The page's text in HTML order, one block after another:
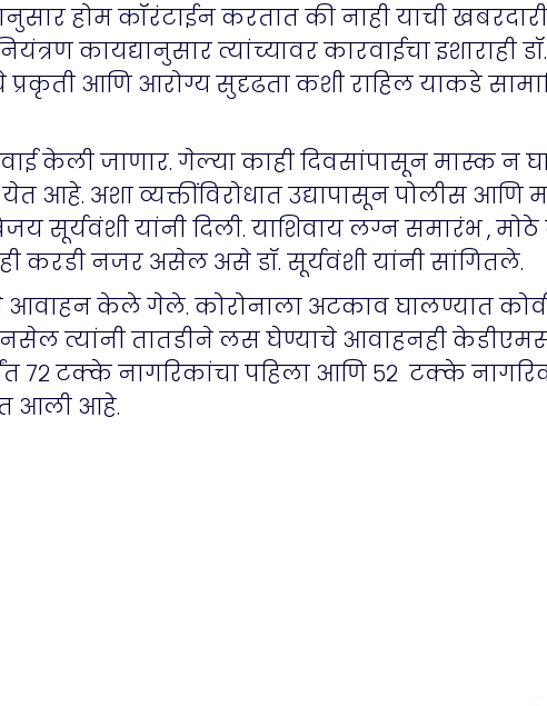
होम कॉरंटाईन करतात की नाही याची
कायद्यानुसार त्यांच्यावर कारवाईचा इशाराही
प्रकृती आणि आरोग्य सुदृढता कशी राहिल याकडे
केली जाणार. गेल्या काही दिवसांपासून मास्क न
आहे. अशा व्यक्तींविरोधात उद्यापासून पोलीस आणि
सूर्यवंशी यांनी दिली. याशिवाय लग्न समारंभ , मोठे
करडी नजर असेल असे डॉ. सूर्यवंशी यांनी सांगितले.
केले गेले. कोरोनाला अटकाव घालण्यात
त्यांनी तातडीने लस घेण्याचे आवाहनही
७२ टक्के नागरिकांचा पहिला आणि ५२ टक्के
आली आहे.